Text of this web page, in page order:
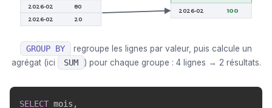
2026-02
80
2026-02
20
2026-02 100
GROUP BY
regroupe les lignes par valeur, puis calcule un
agrégat (ici
SUM ) pour chaque groupe : 4 lignes → 2 résultats.
SELECT mois ,